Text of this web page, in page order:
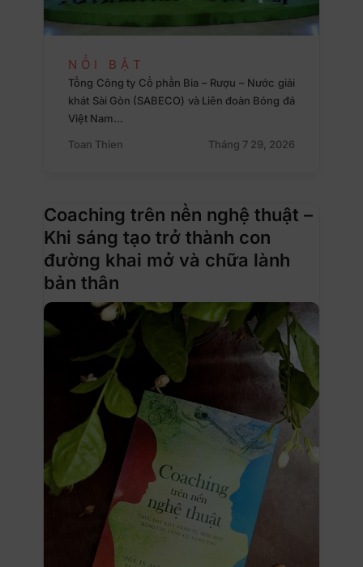
NỔI BẬT
Tổng Công ty Cổ phần Bia – Rượu – Nước giải
khát Sài Gòn (SABECO) và Liên đoàn Bóng đá
Việt Nam…
Toan Thien
Tháng 7 29, 2026
Coaching trên nền nghệ thuật –
Khi sáng tạo trở thành con
đường khai mở và chữa lành
bản thân